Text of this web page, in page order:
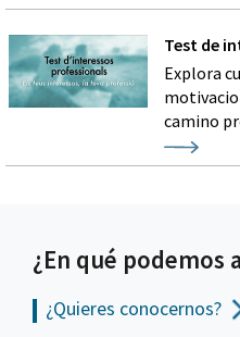
Test de
Explora
camino
¿En qué podemos
¿Quieres conocernos?